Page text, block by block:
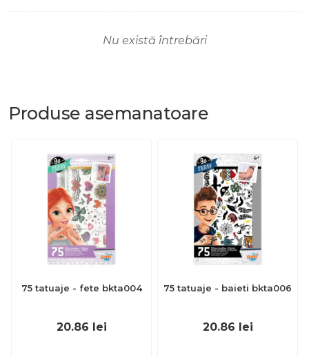
Nu există întrebări
Produse asemanatoare
75 tatuaje - fete bkta004
20.86 lei
75 tatuaje - baieti bkta006
20.86 lei